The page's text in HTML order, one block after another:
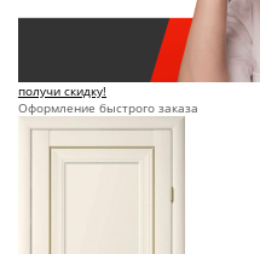
получи скидку!
Оформление быстрого заказа